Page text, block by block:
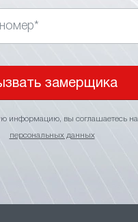
замерщика
информацию, вы соглашаетесь на
персональных данных